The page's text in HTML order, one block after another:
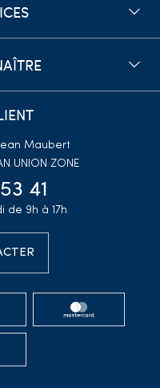
Maubert
UNION ZONE
41
de 9h à 17h